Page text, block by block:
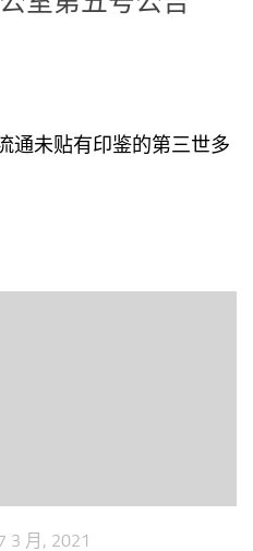
未贴有印鉴的第三世多
3 月, 2021